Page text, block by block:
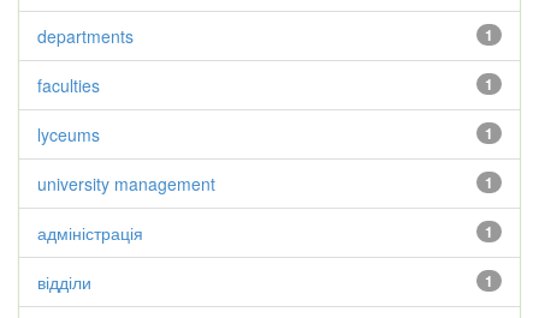
1
departments
1
faculties
1
lyceums
1
university management
1
адміністрація
1
відділи